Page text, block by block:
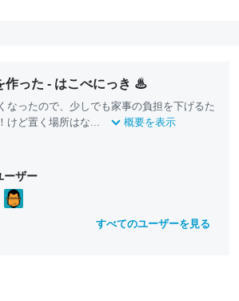
作った - はこべにっき ♨
なったので、少しでも家事の負担を下げるた
けど置く場所はな... 概要を表示
ーザー
すべてのユーザーを見る